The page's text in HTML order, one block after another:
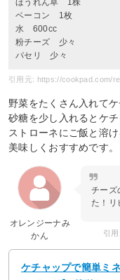
ほうれん草 1株
ベーコン 1枚
水 600cc
粉チーズ 少々
パセリ 少々
引用元: https://cookpad.com/
野菜をたくさん入れて
砂糖を少し入れるとケ
ストローネにご飯と溶
美味しくおすすめです。
オレンジーナみ
かん
チーズ
た！
引
ケチャップで簡単ミ